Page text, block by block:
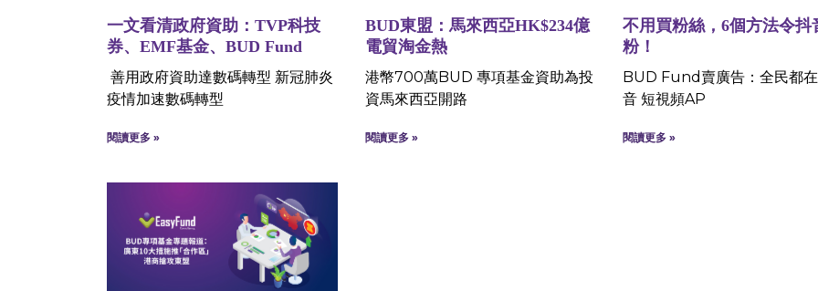
一文看清政府資助：TVP科技
券、EMF基金、BUD Fund
善用政府資助達數碼轉型 新冠肺炎
疫情加速數碼轉型
閱讀更多 »
BUD東盟：馬來西亞HK$234億
電貿淘金熱
港幣700萬BUD 專項基金資助為投
資馬來西亞開路
閱讀更多 »
不用買粉絲，6個方法令抖
粉！
BUD Fund賣廣告：全民都
音 短視頻AP
閱讀更多 »